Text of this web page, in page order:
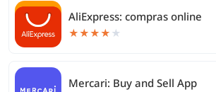
AliExpress: compras online
★★★★ ★
Mercari: Buy and Sell App